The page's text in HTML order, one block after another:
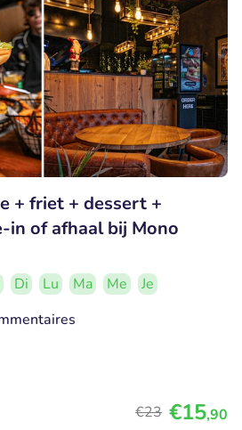
+ friet + dessert +
in of afhaal bij Mono
Di Lu Ma Me
Je
€23 €15,90